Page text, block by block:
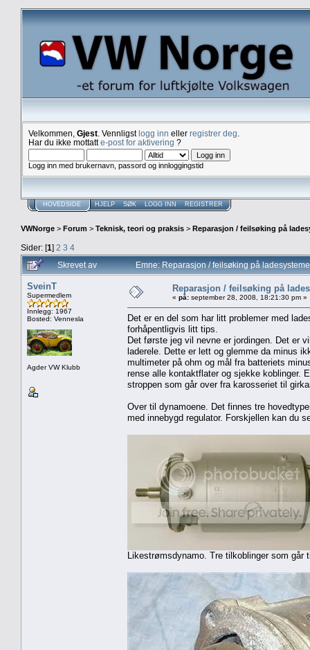
Velkommen, Gjest . Vennligstlogg inn eller registrer deg
Har du ikke mottatte-post for aktivering ?
Logg inn med brukernavn, passord og innloggingstid
HOVEDSIDE HJELP SØK LOGG INN REGISTRER
VWNorge > Forum > Teknisk, teori og praksis > Reparasjon / feilsøking på
Sider: [1] 2 3 4
Skrevet av
Emne: Reparasjon / feilsøking på
SveinT
Supermedlem
Innlegg: 1967
Bosted: Vennesla
Agder VW Klubb
Reparasjon / feilsøking på
« på: september 28, 2008, 18:21:30 pm »
Det er en del som har litt problemer med
forhåpentligvis litt tips.
Det første jeg vil nevne er jordingen. Det er
laderele. Dette er lett og glemme da minus
multimeter på ohm og mål fra batteriets
rense alle kontaktflater og sjekke koblinger.
stroppen som går over fra karosseriet til
Over til dynamoene. Det finnes tre
med innebygd regulator. Forskjellen kan du
Likestrømsdynamo. Tre tilkoblinger som går